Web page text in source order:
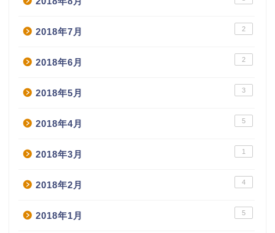
2018年7月 2
2018年6月 2
2018年5月 3
2018年4月 5
2018年3月 1
2018年2月 4
2018年1月 5